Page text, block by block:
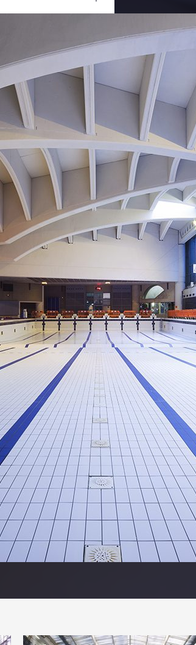
Canon
Canon EOS 5D Mark III
5
0 mm
100
28 juin 2017
26 mars 2018
/